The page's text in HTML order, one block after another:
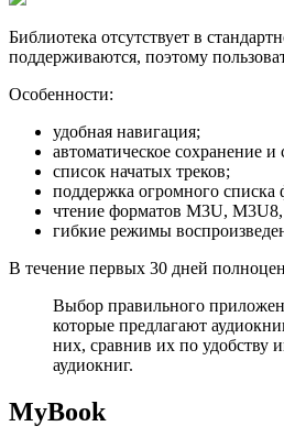
Библиотека отсутствует в
поддерживаются, поэтому
Особенности:
удобная навигация;
автоматическое сохранение и
список начатых треков;
поддержка огромного списка
чтение форматов M3U,
гибкие режимы
В течение первых 30 дней
Выбор правильного
которые предлагают
них, сравнив их по удобству
аудиокниг.
MyBook